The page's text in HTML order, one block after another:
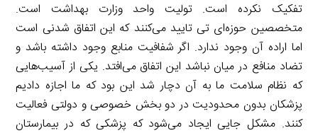
تفکیک نکرده است. تولیت واحد وزارت بهداشت است.
متخصصین حوزه‌ای تی تایید می‌کنند که این اتفاق شدنی است
اما اراده آن وجود ندارد. اگر شفافیت منابع وجود داشته باشد و
تضاد منافع در میان نباشد این اتفاق می‌افتد. یکی از آسیب‌هایی
که نظام سلامت ما به آن دچار شد این بود که ما اجازه دادیم
پزشکان بدون محدودیت در دو بخش خصوصی و دولتی فعالیت
کنند. مشکل جایی ایجاد می‌شود که پزشکی که در بیمارستان